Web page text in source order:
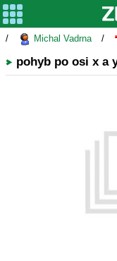
/ Michal Vadrna /
pohyb po osi x a